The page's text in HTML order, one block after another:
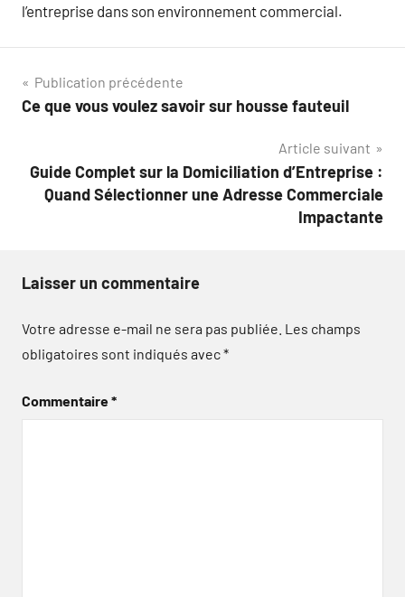
l’entreprise dans son environnement commercial.
Navigation
de
Publication précédente
Ce que vous voulez savoir sur housse fauteuil
Article suivant
Guide Complet sur la Domiciliation d’Entreprise :
Quand Sélectionner une Adresse Commerciale
Impactante
Laisser un commentaire
Votre adresse e-mail ne sera pas publiée. Les champs
obligatoires sont indiqués avec*
Commentaire*